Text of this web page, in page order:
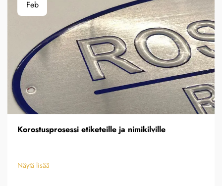
Feb
Korostusprosessi etiketeille ja nimikilville
Näytä lisää